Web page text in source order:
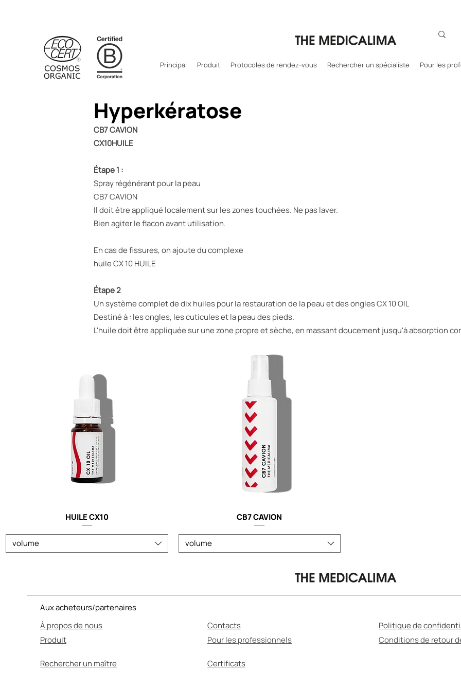
Principal Produit Protocoles de rendez-vous Rechercher un spécialiste Pour les
Hyperkératose
CB7 CAVION
CX10HUILE
Étape 1 :
Spray régénérant pour la peau
CB7 CAVION
Il doit être appliqué localement sur les zones touchées. Ne pas laver.
Bien agiter le flacon avant utilisation.
En cas de fissures, on ajoute du complexe
huile CX 10 HUILE
Étape 2
Un système complet de dix huiles pour la restauration de la peau et des ongles CX 10 OIL
Destiné à : les ongles, les cuticules et la peau des pieds.
L'huile doit être appliquée sur une zone propre et sèche, en massant doucement jusqu'à absorption
HUILE CX10
volume
CB7 CAVION
volume
Aux acheteurs/partenaires
À propos de nous
Produit
Contacts
Pour les professionnels
Politique de
Conditions de retour
Rechercher un maître Certificats